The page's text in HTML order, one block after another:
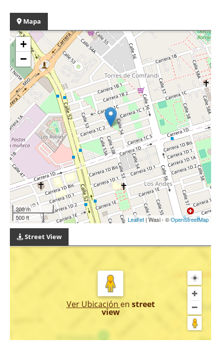
Mapa
+
−
200 m
500 ft
Leaflet | Wasi - ©OpenStreetMap
Street View
Ver Ubicación en street
view